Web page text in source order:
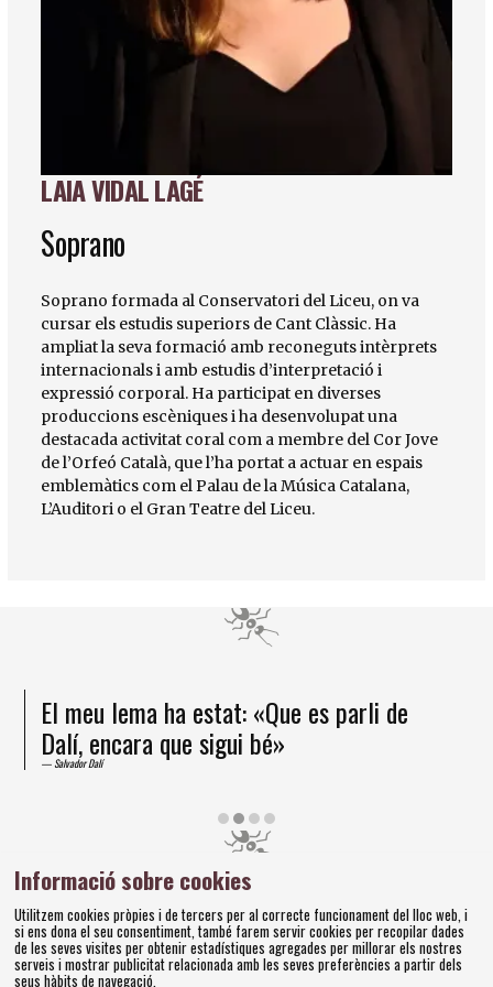
Diapositiva 1 de 1
LAIA VIDAL LAGÉ
Soprano
Soprano formada al Conservatori del Liceu, on va
cursar els estudis superiors de Cant Clàssic. Ha
ampliat la seva formació amb reconeguts intèrprets
internacionals i amb estudis d’interpretació i
expressió corporal. Ha participat en diverses
produccions escèniques i ha desenvolupat una
destacada activitat coral com a membre del Cor Jove
de l’Orfeó Català, que l’ha portat a actuar en espais
emblemàtics com el Palau de la Música Catalana,
L’Auditori o el Gran Teatre del Liceu.
El meu lema ha estat: «Que es parli de
Dalí, encara que sigui bé»
Salvador Dalí
Figueres
Tel. 972 677 520 |amics@fundaciodali.org
Informació sobre cookies
Utilitzem cookies pròpies i de tercers per al correcte funcionament del lloc web, i
si ens dona el seu consentiment, també farem servir cookies per recopilar dades
de les seves visites per obtenir estadístiques agregades per millorar els nostres
serveis i mostrar publicitat relacionada amb les seves preferències a partir dels
seus hàbits de navegació.